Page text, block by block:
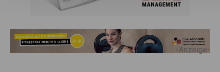
-Anzeige-